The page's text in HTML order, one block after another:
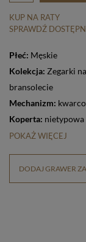
KUP NA RATY
SPRAWDŹ
Płeć: Męskie
Kolekcja: Zegarki
bransolecie
Mechanizm:
Koperta: nietypowa
POKAŻ WIĘCEJ
DODAJ GRAWER